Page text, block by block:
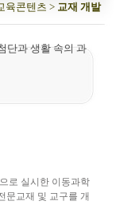
육콘텐츠 > 교재 개발
단과 생활 속의 과
로 실시한 이동과학
문교재 및 교구를 개